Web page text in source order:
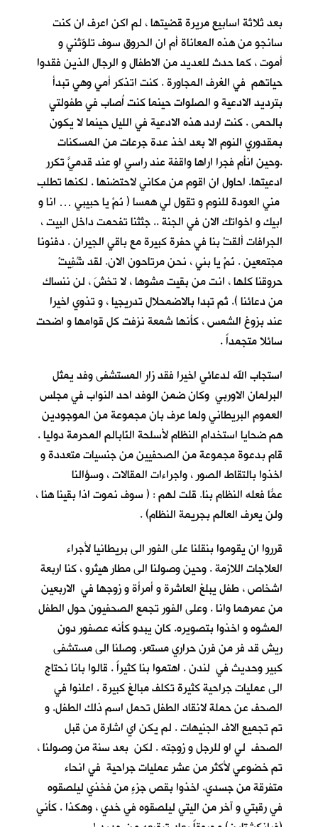
بعد ثلاثة اسابيع مريرة قضيتها ، لم اكن اعرف ان كنت
سانجو من هذه المعاناة أم ان الحروق سوف تلوّثني و
أموت ، كما حدث للعديد من الاطفال و الرجال الذين فقدوا
حياتهم في الغرف المجاورة . كنت اتذكر أمي وهي تبدأ
بترديد الادعية و الصلوات حينما كنت اُصاب في طفولتي
بالحمى . كنت اردد هذه الادعية في الليل حينما لا يكون
بمقدوري النوم الا بعد اخذ عدة جرعات من المسكنات
.وحين انأم فجرا اراها واقفة عند راسي او عند قدميَّ تكرر
ادعيتها. احاول ان اقوم من مكاني لاحتضنها . لكنها تطلب
مني العودة للنوم و تقول لي همسا ( نَمْ يا حبيبي … انا و
ابيك و اخواتك الان في الجنة .. جثثنا تفحمت داخل البيت ،
الجرافات ألقتْ بنا في حفرة كبيرة مع باقي الجيران . دفنونا
مجتمعين . نَمْ يا بني ، نحن مرتاحون الان. لقد شُفِيتْ
حروقنا كلها ، انت من بقيت مشوها ، لا تخشَ ، لن ننساك
من دعائنا ). ثم تبدا بالاضمحلال تدريجيا ، و تذوي اخيرا
عند بزوغ الشمس ، كأنها شمعة نزفت كل قوامها و اضحت
سائلا متجمداً .
استجاب الله لدعائي اخيرا فقد زار المستشفى وفد يمثل
البرلمان الاوربي وكان ضمن الوفد احد النواب في مجلس
العموم البريطاني ولما عرف بان مجموعة من الموجودين
هم ضحايا استخدام النظام لأسلحة النّابالم المحرمة دوليا .
قام بدعوة مجموعة من الصحفيين من جنسيات متعددة و
اخذوا بالتقاط الصور ، واجراءات المقالات ، وسؤالنا
عمّا فعله النظام بنا. قلت ُلهم : ( سوف نموت اذا بقينا هنا ،
ولن يعرف العالم بجريمة النظام) .
قرروا ان يقوموا بنقلنا على الفور الى بريطانيا لأجراء
العلاجات اللازمة . وحين وصولنا الى مطار هيثرو ، كنا اربعة
اشخاص ، طفل يبلغ العاشرة و أمرأة و زوجها في الاربعين
من عمرهما وانا . وعلى الفور تجمع الصحفيون حول الطفل
المشوه و اخذوا بتصويره. كان يبدو كأنه عصفور دون
ريش قد فر من فرن حراري مستعر. وصلنا الى مستشفى
كبير وحديث في لندن . اهتموا بنا كثيراً . قالوا بانا نحتاج
الى عمليات جراحية كثيرة تكلف مبالغ كبيرة . اعلنوا في
الصحف عن حملة لانقاد الطفل تحمل اسم ذلك الطفل. و
تم تجميع الاف الجنيهات . لم يكن اي اشارة من قبل
الصحف لي او للرجل و زوجته . لكن بعد سنة من وصولنا ،
تم خضوعي لأكثر من عشر عمليات جراحية في انحاء
متفرقة من جسدي. اخذوا بقص جزءٍ من فخذي ليلصقوه
في رقبتي و آخر من اليتي ليلصقوه في خدي ، وهكذا . كأني